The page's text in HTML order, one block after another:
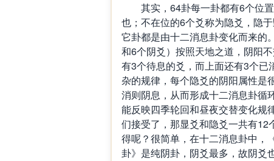
其实，64卦每一卦都有6个位置
也；不在位的6个爻称为隐爻，隐
它卦都是由十二消息卦变化而来的
和6个阴爻）按照天地之道，阴阳
有3个待息的爻，而上面还有3个
杂的规律，每个隐爻的阴阳属性是
消则阴息，从而形成十二消息卦循
能反映四季轮回和昼夜交替变化规
们接受了，那显爻和隐爻一共有
得呢？很简单，在十二消息卦中，
卦》是纯阴卦，阴爻最多，故阴爻